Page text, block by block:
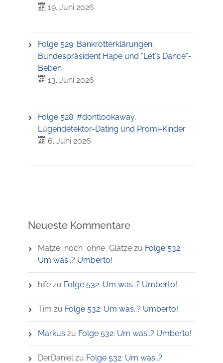
19. Juni 2026
Folge 529: Bankrotterklärungen,
Bundespräsident Hape und "Let's Dance"-
Beben
13. Juni 2026
Folge 528: #dontlookaway,
Lügendetektor-Dating und Promi-Kinder
6. Juni 2026
Neueste Kommentare
Matze_noch_ohne_Glatzezu Folge 532:
Um was..? Umberto!
hifezu Folge 532: Um was..? Umberto!
Tim zu Folge 532: Um was..? Umberto!
Markus zu Folge 532: Um was..? Umberto!
DerDanielzu Folge 532: Um was..?